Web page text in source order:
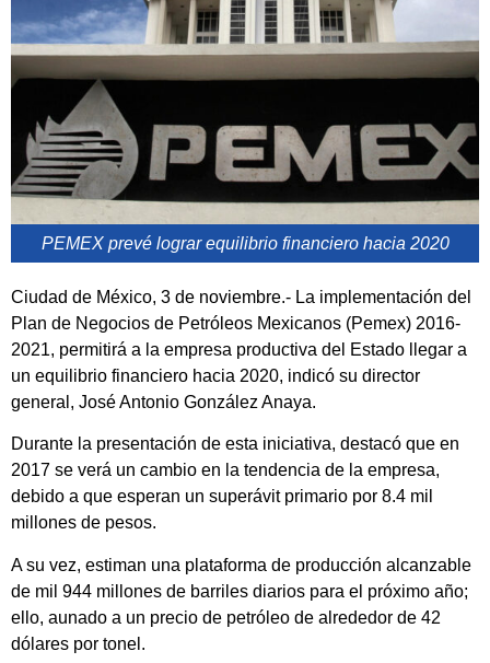
PEMEX prevé lograr equilibrio financiero hacia 2020
Ciudad de México, 3 de noviembre.- La implementación del
Plan de Negocios de Petróleos Mexicanos (Pemex) 2016-
2021, permitirá a la empresa productiva del Estado llegar a
un equilibrio financiero hacia 2020, indicó su director
general, José Antonio González Anaya.
Durante la presentación de esta iniciativa, destacó que en
2017 se verá un cambio en la tendencia de la empresa,
debido a que esperan un superávit primario por 8.4 mil
millones de pesos.
A su vez, estiman una plataforma de producción alcanzable
de mil 944 millones de barriles diarios para el próximo año;
ello, aunado a un precio de petróleo de alrededor de 42
dólares por tonel.